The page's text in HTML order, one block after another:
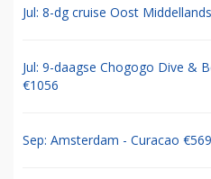
Jul: 8-dg cruise Oost
Jul: 9-daagse Chogogo Dive &
€1056
Sep: Amsterdam - Curacao €569